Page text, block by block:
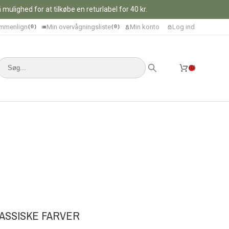
for at tilkøbe en returlabel for 40 kr.
0 Min overvågningsliste 0 Min konto Log ind
0
FARVER